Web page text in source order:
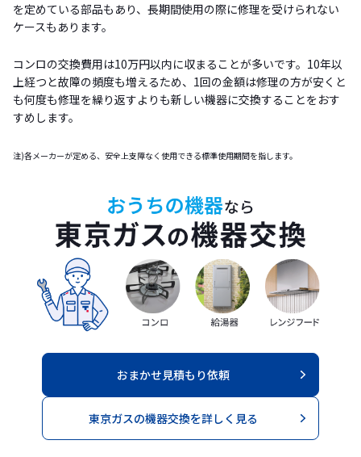
を定めている部品もあり、長期間使用の際に修理を受けられない
ケースもあります。
コンロの交換費用は10万円以内に収まることが多いです。10年以
上経つと故障の頻度も増えるため、1回の金額は修理の方が安くと
も何度も修理を繰り返すよりも新しい機器に交換することをおす
すめします。
注)各メーカーが定める、安全上支障なく使用できる標準使用期間を指します。
おまかせ見積もり依頼
東京ガスの機器交換を詳しく見る